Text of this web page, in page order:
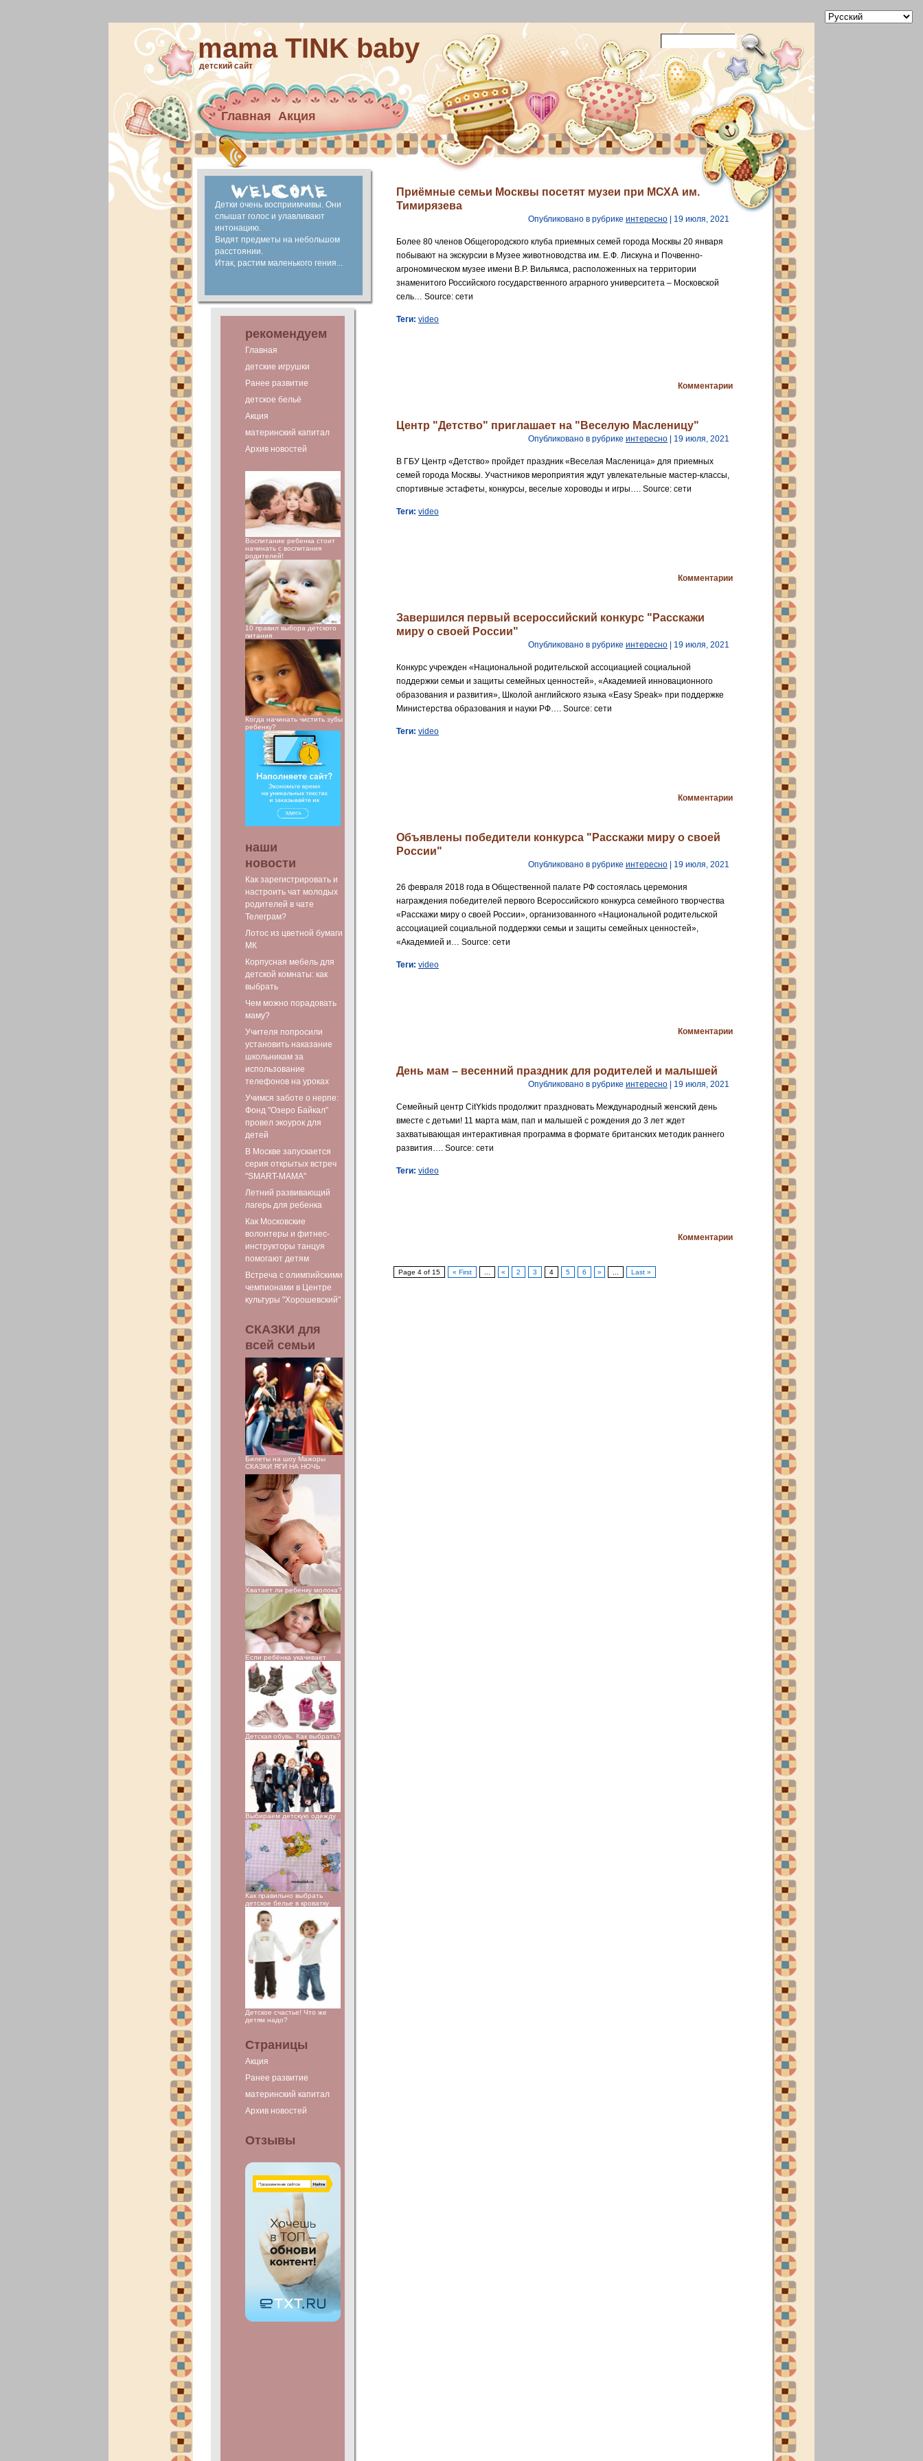
mama TINK baby
детский сайт
Главная Акция
Архив новостей
материнский капитал
Ранее развитие
Детки очень восприимчивы. Они
слышат голос и улавливают
интонацию.
Видят предметы на небольшом
расстоянии.
Итак, растим маленького гения...
рекомендуем
Главная
детские игрушки
Ранее развитие
детское бельё
Акция
материнский капитал
Архив новостей
Воспитание ребенка стоит
начинать с воспитания
родителей!
10 правил выбора детского
питания
Когда начинать чистить зубы
ребенку?
наши
новости
Как зарегистрировать и
настроить чат молодых
родителей в чате
Телеграм?
Лотос из цветной бумаги
МК
Корпусная мебель для
детской комнаты: как
выбрать
Чем можно порадовать
маму?
Учителя попросили
установить наказание
школьникам за
использование
телефонов на уроках
Учимся заботе о нерпе:
Фонд "Озеро Байкал"
провел экоурок для
детей
В Москве запускается
серия открытых встреч
"SMART-МАМА"
Летний развивающий
лагерь для ребенка
Как Московские
волонтеры и фитнес-
инструкторы танцуя
помогают детям
Встреча с олимпийскими
чемпионами в Центре
культуры "Хорошевский"
СКАЗКИ для
всей семьи
Билеты на шоу Мажоры
СКАЗКИ ЯГИ НА НОЧЬ
Хватает ли ребенку молока?
Если ребёнка укачивает
Детская обувь. Как выбрать?
Выбираем детскую одежду
Как правильно выбрать
детское белье в кроватку
Детское счастье! Что же
детям надо?
Страницы
Акция
Ранее развитие
материнский капитал
Архив новостей
Отзывы
Приёмные семьи Москвы посетят музеи при МСХА им.
Тимирязева
Опубликовано в рубрике интересно | 19 июля, 2021
Более 80 членов Общегородского клуба приемных семей города Москвы 20 января
побывают на экскурсии в Музее животноводства им. Е.Ф. Лискуна и Почвенно-
агрономическом музее имени В.Р. Вильямса, расположенных на территории
знаменитого Российского государственного аграрного университета – Московской
сель… Source: сети
Теги: video
Комментарии
Центр "Детство" приглашает на "Веселую Масленицу"
Опубликовано в рубрике интересно | 19 июля, 2021
В ГБУ Центр «Детство» пройдет праздник «Веселая Масленица» для приемных
семей города Москвы. Участников мероприятия ждут увлекательные мастер-классы,
спортивные эстафеты, конкурсы, веселые хороводы и игры…. Source: сети
Теги: video
Комментарии
Завершился первый всероссийский конкурс "Расскажи
миру о своей России"
Опубликовано в рубрике интересно | 19 июля, 2021
Конкурс учрежден «Национальной родительской ассоциацией социальной
поддержки семьи и защиты семейных ценностей», «Академией инновационного
образования и развития», Школой английского языка «Easy Speak» при поддержке
Министерства образования и науки РФ…. Source: сети
Теги: video
Комментарии
Объявлены победители конкурса "Расскажи миру о своей
России"
Опубликовано в рубрике интересно | 19 июля, 2021
26 февраля 2018 года в Общественной палате РФ состоялась церемония
награждения победителей первого Всероссийского конкурса семейного творчества
«Расскажи миру о своей России», организованного «Национальной родительской
ассоциацией социальной поддержки семьи и защиты семейных ценностей»,
«Академией и… Source: сети
Теги: video
Комментарии
День мам – весенний праздник для родителей и малышей
Опубликовано в рубрике интересно | 19 июля, 2021
Семейный центр CitYkids продолжит праздновать Международный женский день
вместе с детьми! 11 марта мам, пап и малышей с рождения до 3 лет ждет
захватывающая интерактивная программа в формате британских методик раннего
развития…. Source: сети
Теги: video
Комментарии
Page 4 of 15 « First « 2 3 4 5 6 » Last »